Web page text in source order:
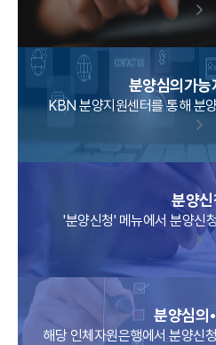
분양심의가능
KBN 분양지원센터를 통해 분
분양신
'분양신청' 메뉴에서 분양신
분양심의
해당 인체자원은행에서 분양신